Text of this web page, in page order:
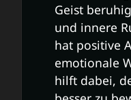
Geist
und innere
hat positive
emotionale
hilft dabei,